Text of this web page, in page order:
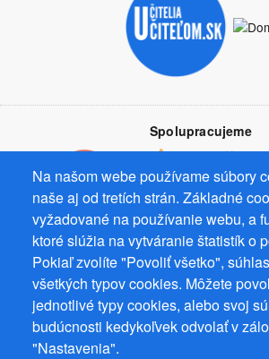
Na našom webe používame súbory
naše aj od tretích strán. Základné
vyžadované na používanie webu, a
ktoré slúžia na vytváranie štatistík o
Pokiaľ zvolíte "Povoliť všetko",
všetkých typov cookies. Môžete
jednotlivé typy cookies, alebo svoj
budúcnosti kedykoľvek odvolať v
"Nastavenia".
Spolupracujeme
Prevádzkovateľ: Mgr. Bc. Žaneta Radimecká,
22 Ostrov, IČ 08993033, DIČ
© 2026PuzzleWebs